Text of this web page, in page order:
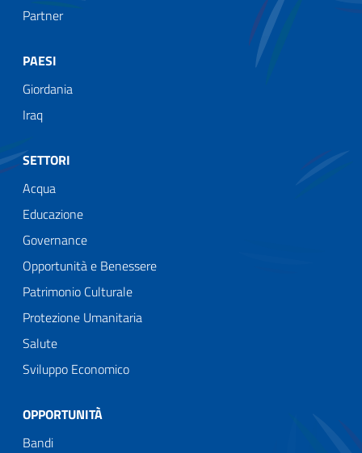
Partner
PAESI
Giordania
Iraq
SETTORI
Acqua
Educazione
Governance
Opportunità e Benessere
Patrimonio Culturale
Protezione Umanitaria
Salute
Sviluppo Economico
OPPORTUNITÀ
Bandi